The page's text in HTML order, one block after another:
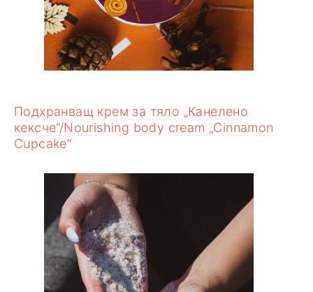
Подхранващ крем за тяло „Канелено
кексче“/Nourishing body cream „Cinnamon
Cupcake“